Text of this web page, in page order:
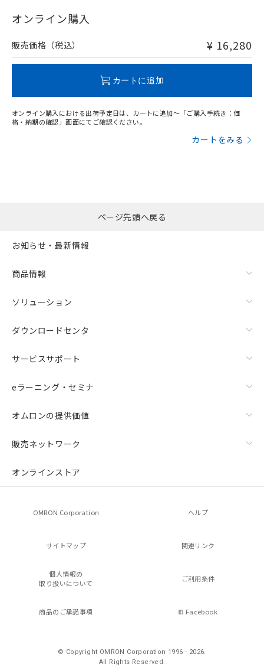
在庫等で未対応品が混在する可能性があります。
問い合わせください。
オンライン購入
販売価格（税込） ¥ 16,280
カートに追加
オンライン購入における出荷予定日は、カートに追加～「ご購入手続き：価
格・納期の確認」画面にてご確認ください。
カートをみる
ページ先頭へ戻る
お知らせ・最新情報
商品情報
ソリューション
ダウンロードセンタ
サービスサポート
eラーニング・セミナ
オムロンの提供価値
販売ネットワーク
オンラインストア
OMRON Corporation ヘルプ
サイトマップ 関連リンク
個人情報の
取り扱いについて
ご利用条件
商品のご承諾事項 Facebook
© Copyright OMRON Corporation 1996 - 2026.
All Rights Reserved.